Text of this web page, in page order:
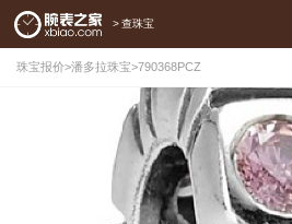
> 查珠宝
珠宝报价>潘多拉珠宝>790368PCZ